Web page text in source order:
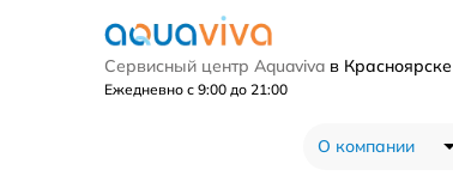
Сервисный центр Aquaviva в Красноярске
Ежедневно с 9:00 до 21:00
О компании